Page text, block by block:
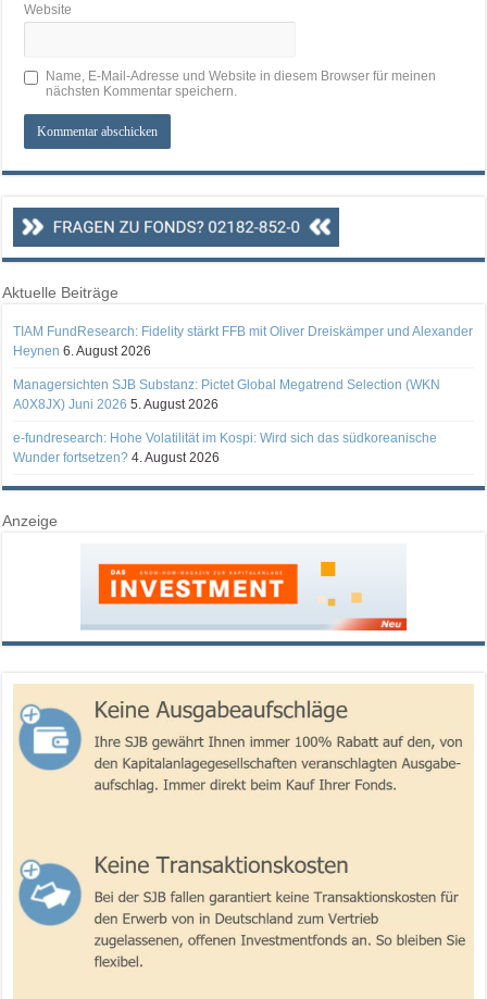
Website
Name, E-Mail-Adresse und Website in diesem Browser für meinen
nächsten Kommentar speichern.
Aktuelle Beiträge
TIAM FundResearch: Fidelity stärkt FFB mit Oliver Dreiskämper und Alexander
Heynen 6. August 2026
Managersichten SJB Substanz: Pictet Global Megatrend Selection (WKN
A0X8JX) Juni 2026 5. August 2026
e-fundresearch: Hohe Volatilität im Kospi: Wird sich das südkoreanische
Wunder fortsetzen? 4. August 2026
Anzeige